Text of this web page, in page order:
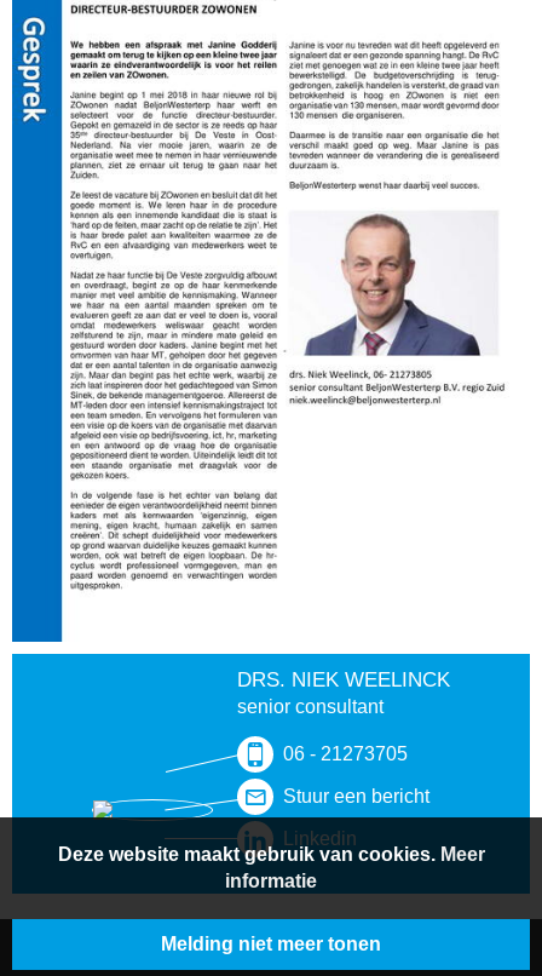
Deze website maakt gebruik van cookies. Meer
informatie
Melding niet meer tonen
DRS. NIEK WEELINCK
senior consultant
06 - 21273705
Stuur een bericht
Linkedin
© 2026 BeljonWesterterp